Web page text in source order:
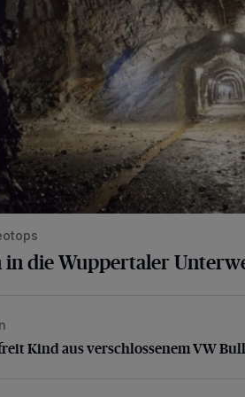
in die Wuppertaler
Kind aus verschlossenem VW Bulli
Kind aus verschlossenem VW